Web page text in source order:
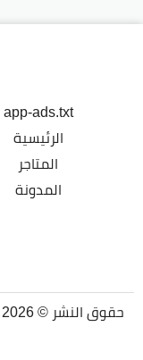
app-ads.txt
الرئيسية
المتاجر
المدونة
حقوق النشر © 2026 أكواد وكوبونات. جميع الحقوق محفوظة.